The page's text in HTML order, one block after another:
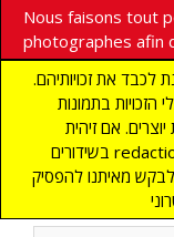
Nous faisons tout
photographes afin
לכבד את זכויותיהם.
הזכויות בתמונות
בנושא זכויות יוצרים. אם זיהית
בשידורים redaction@israelmagazine.co.il שלנו תמונה שאתה
ולבקש מאיתנו להפסיק